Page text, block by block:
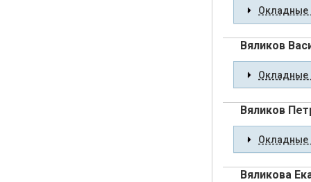
Окладные
Вяликов
Окладные
Вяликов
Окладные
Вяликова